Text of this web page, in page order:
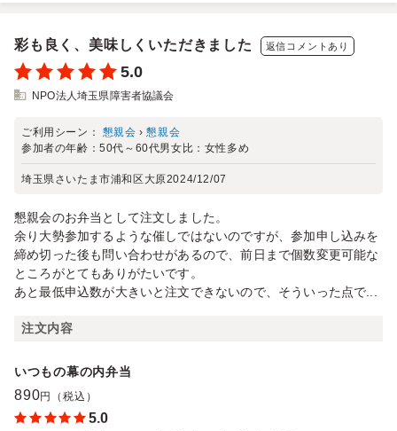
彩も良く、美味しくいただきました 返信コメントあり
5.0
NPO法人埼玉県障害者協議会
ご利用シーン： 懇親会 ›懇親会
参加者の年齢：50代～60代男女比： 女性多め
埼玉県さいたま市浦和区大原2024/12/07
懇親会のお弁当として注文しました。
余り大勢参加するような催しではないのですが、参加申し込みを
締め切った後も問い合わせがあるので、前日まで個数変更可能な
ところがとてもありがたいです。
あと最低申込数が大きいと注文できないので、そういった点で...
注文内容
いつもの幕の内弁当
890円（税込）
5.0